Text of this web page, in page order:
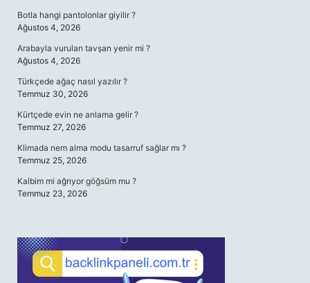
Botla hangi pantolonlar giyilir ?
Ağustos 4, 2026
Arabayla vurulan tavşan yenir mi ?
Ağustos 4, 2026
Türkçede ağaç nasıl yazılır ?
Temmuz 30, 2026
Kürtçede evin ne anlama gelir ?
Temmuz 27, 2026
Klimada nem alma modu tasarruf sağlar mı ?
Temmuz 25, 2026
Kalbim mi ağrıyor göğsüm mu ?
Temmuz 23, 2026